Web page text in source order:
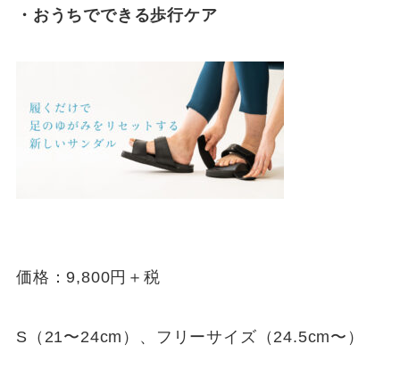
・おうちでできる歩行ケア
価格：9,800円＋税
S（21〜24cm）、フリーサイズ（24.5cm〜）